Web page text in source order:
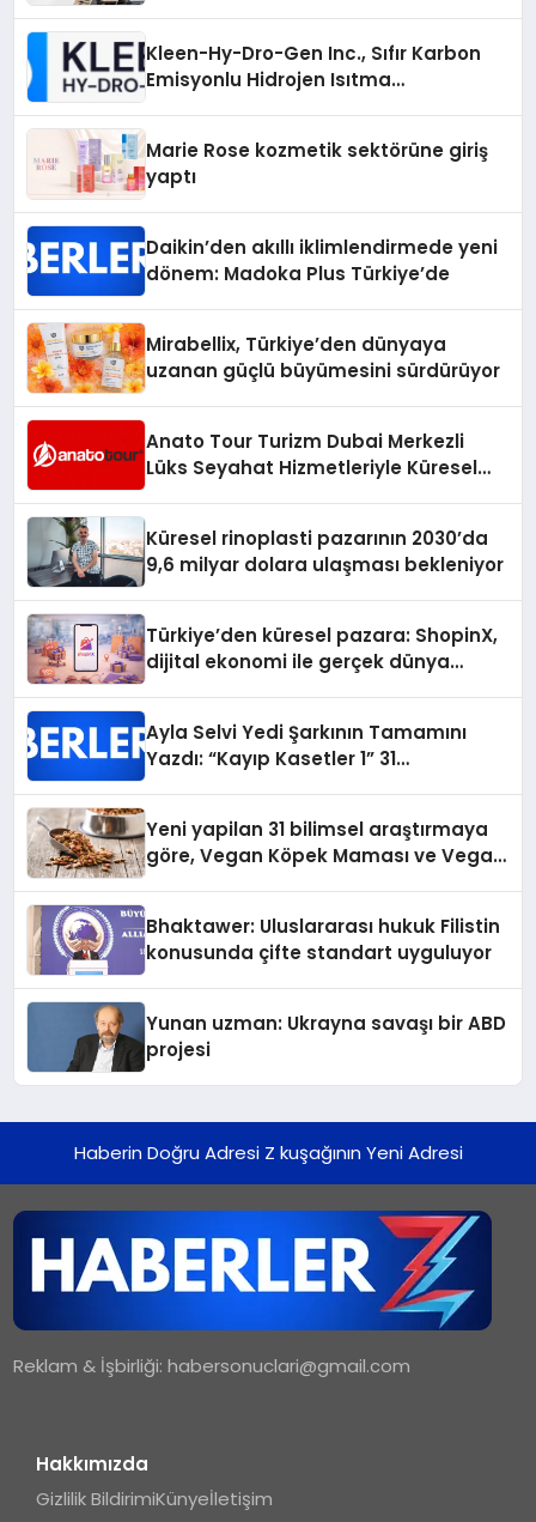
Kleen-Hy-Dro-Gen Inc., Sıfır Karbon
Emisyonlu Hidrojen Isıtma
Marie Rose kozmetik sektörüne giriş
yaptı
Daikin’den akıllı iklimlendirmede yeni
dönem: Madoka Plus Türkiye’de
Mirabellix, Türkiye’den dünyaya
uzanan güçlü büyümesini sürdürüyor
Anato Tour Turizm Dubai Merkezli
Lüks Seyahat Hizmetleriyle Küresel
Küresel rinoplasti pazarının 2030’da
9,6 milyar dolara ulaşması bekleniyor
Türkiye’den küresel pazara: ShopinX,
dijital ekonomi ile gerçek dünya
Ayla Selvi Yedi Şarkının Tamamını
Yazdı: “Kayıp Kasetler 1” 31
Yeni yapilan 31 bilimsel araştırmaya
göre, Vegan Köpek Maması ve Vegan
Bhaktawer: Uluslararası hukuk Filistin
konusunda çifte standart uyguluyor
Yunan uzman: Ukrayna savaşı bir ABD
projesi
Haberin Doğru Adresi Z kuşağının Yeni Adresi
Reklam & İşbirliği:habersonuclari@gmail.com
Hakkımızda
Gizlilik BildirimiKünyeİletişim